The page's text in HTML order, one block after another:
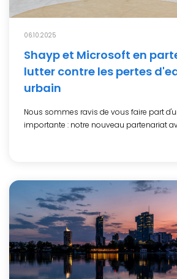
06.10.2025
Shayp et Microsoft en
lutter contre les pertes
urbain
Nous sommes ravis de vous faire part
importante : notre nouveau partenariat